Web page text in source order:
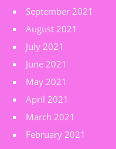
September 2021
August 2021
July 2021
June 2021
May 2021
April 2021
March 2021
February 2021